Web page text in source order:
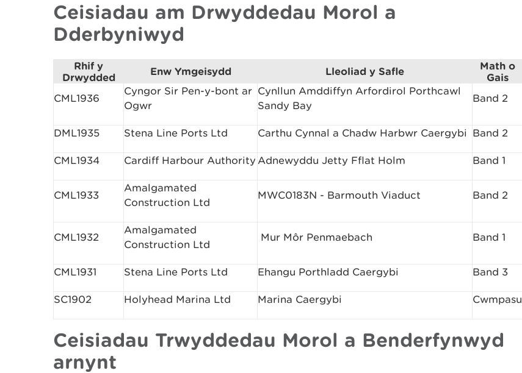
Ceisiadau am Drwyddedau Morol a
Dderbyniwyd
Rhif y
Drwydded
Enw Ymgeisydd Lleoliad y Safle
Math o
Gais
CML1936
Cyngor Sir Pen-y-bont ar
Ogwr
Cynllun Amddiffyn Arfordirol Porthcawl
Sandy Bay
Band 2
DML1935 Stena Line Ports Ltd Carthu Cynnal a Chadw Harbwr Caergybi Band 2
CML1934 Cardiff Harbour Authority Adnewyddu Jetty Fflat Holm Band 1
CML1933
Amalgamated
Construction Ltd
MWC0183N - Barmouth Viaduct Band 2
CML1932
Amalgamated
Construction Ltd
Mur Môr Penmaebach Band 1
CML1931 Stena Line Ports Ltd Ehangu Porthladd Caergybi Band 3
SC1902 Holyhead Marina Ltd Marina Caergybi Cwmpasu
Ceisiadau Trwyddedau Morol a Benderfynwyd
arnynt